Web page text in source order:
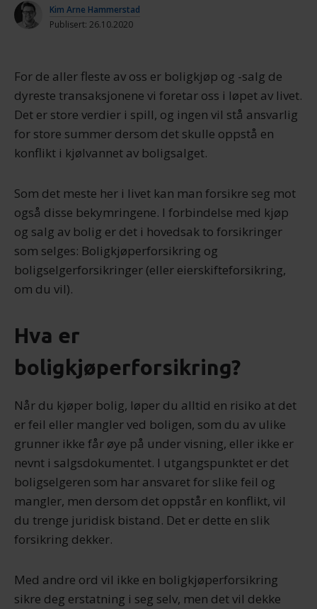
Kim Arne Hammerstad
Publisert: 26.10.2020
For de aller fleste av oss er boligkjøp og -salg de
dyreste transaksjonene vi foretar oss i løpet av livet.
Det er store verdier i spill, og ingen vil stå ansvarlig
for store summer dersom det skulle oppstå en
konflikt i kjølvannet av boligsalget.
Som det meste her i livet kan man forsikre seg mot
også disse bekymringene. I forbindelse med kjøp
og salg av bolig er det i hovedsak to forsikringer
som selges: Boligkjøperforsikring og
boligselgerforsikringer (eller eierskifteforsikring,
om du vil).
Hva er
boligkjøperforsikring?
Når du kjøper bolig, løper du alltid en risiko at det
er feil eller mangler ved boligen, som du av ulike
grunner ikke får øye på under visning, eller ikke er
nevnt i salgsdokumentet. I utgangspunktet er det
boligselgeren som har ansvaret for slike feil og
mangler, men dersom det oppstår en konflikt, vil
du trenge juridisk bistand. Det er dette en slik
forsikring dekker.
Med andre ord vil ikke en boligkjøperforsikring
sikre deg erstatning i seg selv, men det vil dekke